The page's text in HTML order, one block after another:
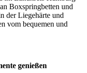
Boxspringbetten und
der Liegehärte und
vom bequemen und
genießen